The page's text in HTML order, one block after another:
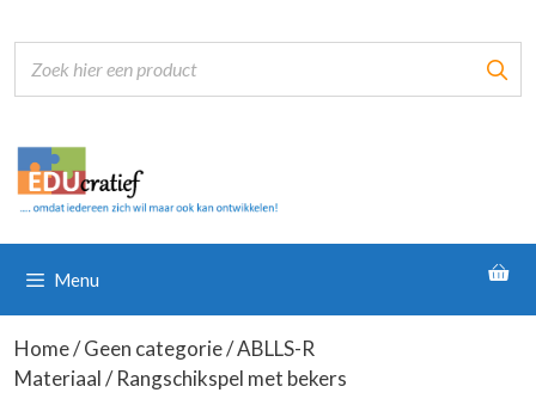
naar
inhoud
Menu
Home/Geen categorie/ABLLS-R
Materiaal/ Rangschikspel met bekers